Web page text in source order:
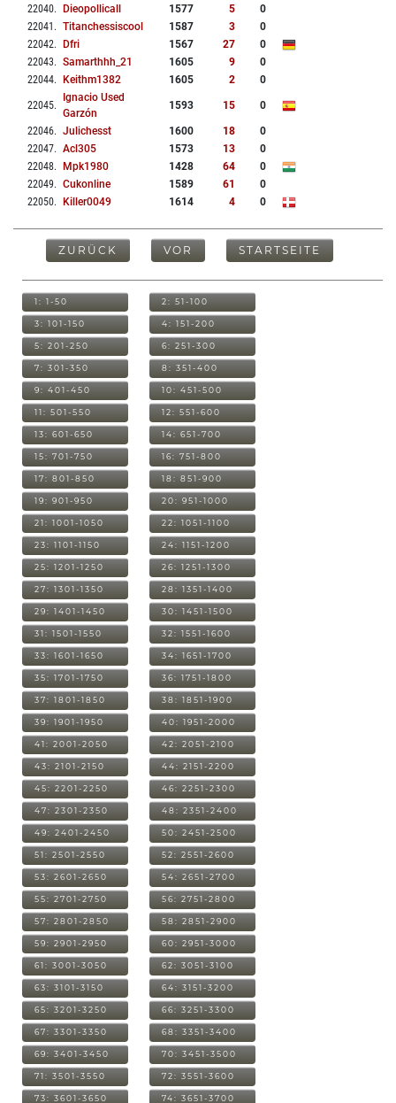
22040. Dieopollicall 1577 5
0
22041 . Titanchessiscool 1587 3
0
22042. Dfri 1567 27
0
22043. Samarthhh_21 1605 9
0
22044. Keithm1382 1605 2 0
22045.
Ignacio Used
Garzón
1593 15 0
22046. Julichesst 1600 18
0
22047. Acl305 1573 13
0
22048. Mpk1980 1428 64
0
22049. Cukonline 1589 61
0
22050. Killer0049 1614 4 0
ZURÜCK VOR STARTSEITE
1: 1-50 2: 51-100
3: 101-150 4: 151-200
5: 201-250 6: 251-300
7: 301-350 8: 351-400
9: 401-450 10: 451-500
11: 501-550 12: 551-600
13: 601-650 14: 651-700
15: 701-750 16: 751-800
17: 801-850 18: 851-900
19: 901-950 20: 951-1000
21: 1001-1050 22: 1051-1100
23: 1101-1150 24: 1151-1200
25: 1201-1250 26: 1251-1300
27: 1301-1350 28: 1351-1400
29: 1401-1450 30: 1451-1500
31: 1501-1550 32: 1551-1600
33: 1601-1650 34: 1651-1700
35: 1701-1750 36: 1751-1800
37: 1801-1850 38: 1851-1900
39: 1901-1950 40: 1951-2000
41: 2001-2050 42: 2051-2100
43: 2101-2150 44: 2151-2200
45: 2201-2250 46: 2251-2300
47: 2301-2350 48: 2351-2400
49: 2401-2450 50: 2451-2500
51: 2501-2550 52: 2551-2600
53: 2601-2650 54: 2651-2700
55: 2701-2750 56: 2751-2800
57: 2801-2850 58: 2851-2900
59: 2901-2950 60: 2951-3000
61: 3001-3050 62: 3051-3100
63: 3101-3150 64: 3151-3200
65: 3201-3250 66: 3251-3300
67: 3301-3350 68: 3351-3400
69: 3401-3450 70: 3451-3500
71: 3501-3550 72: 3551-3600
73: 3601-3650 74: 3651-3700